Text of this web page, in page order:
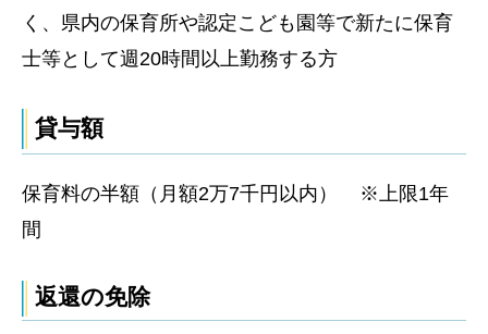
く、県内の保育所や認定こども園等で新たに保育
士等として週20時間以上勤務する方
貸与額
保育料の半額（月額2万7千円以内） ※上限1年
間
返還の免除